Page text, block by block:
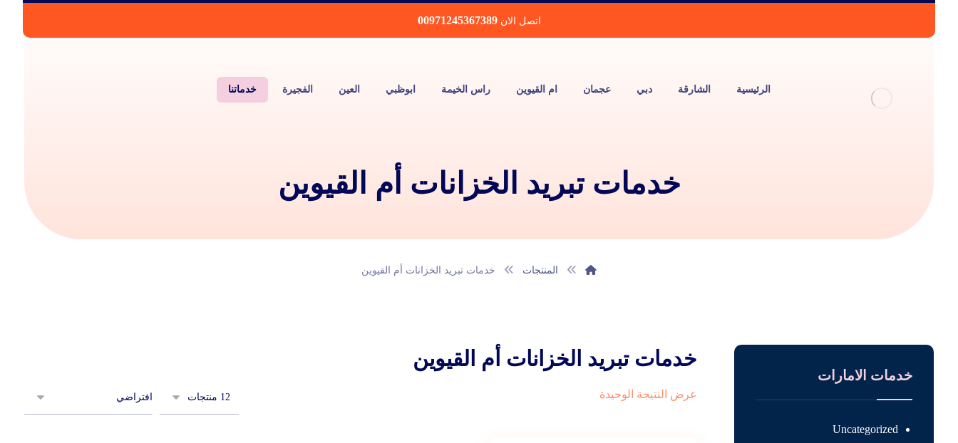
اتصل الان 00971245367389
الرئيسية الشارقة دبي عجمان ام القيوين راس الخيمة ابوظبي العين الفجيرة خدماتنا
خدمات تبريد الخزانات أم القيوين
المنتجات خدمات تبريد الخزانات أم القيوين
خدمات تبريد الخزانات أم القيوين
عرض النتيجة الوحيدة
خدمات الامارات
Uncategorized